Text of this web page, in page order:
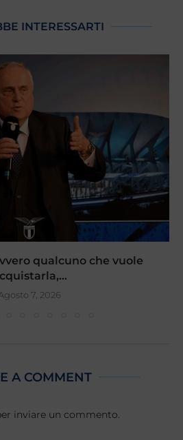
INTERESSARTI
qualcuno che vuole
7, 2026
A COMMENT
inviare un commento.